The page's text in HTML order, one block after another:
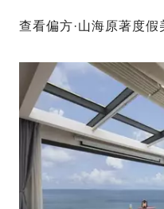
查看偏方·山海原著度假